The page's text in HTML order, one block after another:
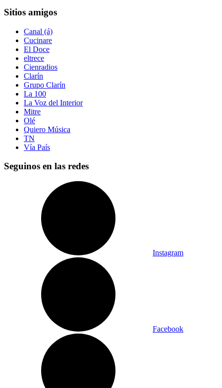
Sitios amigos
Canal (á)
Cucinare
El Doce
eltrece
Cienradios
Clarín
Grupo Clarín
La 100
La Voz del Interior
Mitre
Olé
Quiero Música
TN
Vía País
Seguinos en las redes
Instagram
Facebook